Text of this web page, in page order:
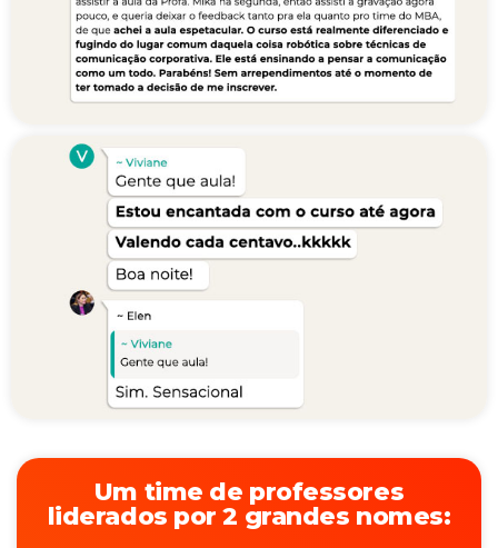
Um time de professores
liderados por 2 grandes nomes: